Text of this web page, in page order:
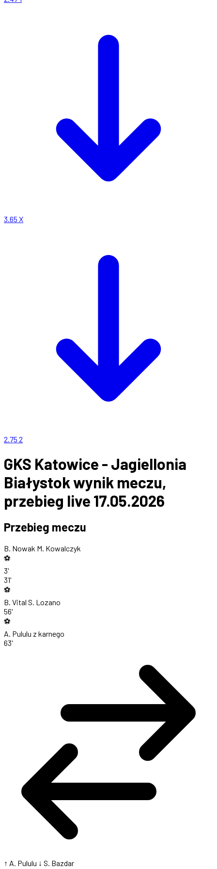
3.65 X
2.75 2
GKS Katowice - Jagiellonia
Białystok wynik meczu,
przebieg live 17.05.2026
Przebieg meczu
B. Nowak M. Kowalczyk
⚽
3'
31'
⚽
B. Vital S. Lozano
56'
⚽
A. Pululu z karnego
63'
↑ A. Pululu ↓ S. Bazdar